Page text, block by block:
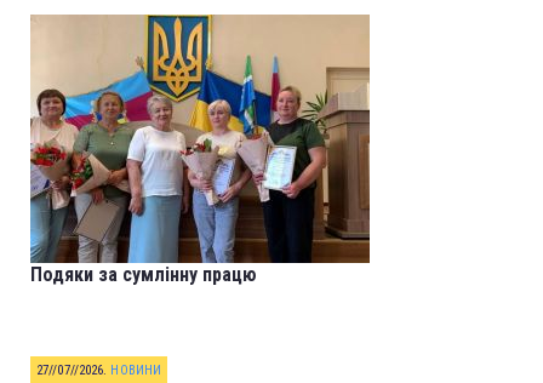
Подяки за сумлінну працю
27//07//2026. НОВИНИ